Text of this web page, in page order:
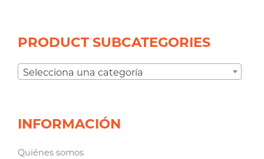
PRODUCT SUBCATEGORIES
Selecciona una categoría
INFORMACIÓN
Quiénes somos